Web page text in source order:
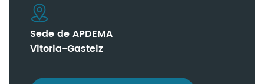
Sede de APDEMA
Vitoria-Gasteiz